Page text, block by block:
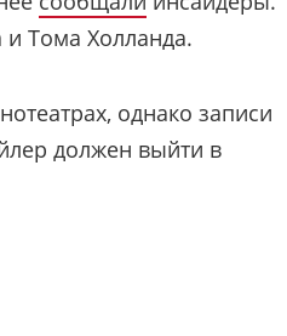
и Тома Холланда.
однако записи
должен выйти в